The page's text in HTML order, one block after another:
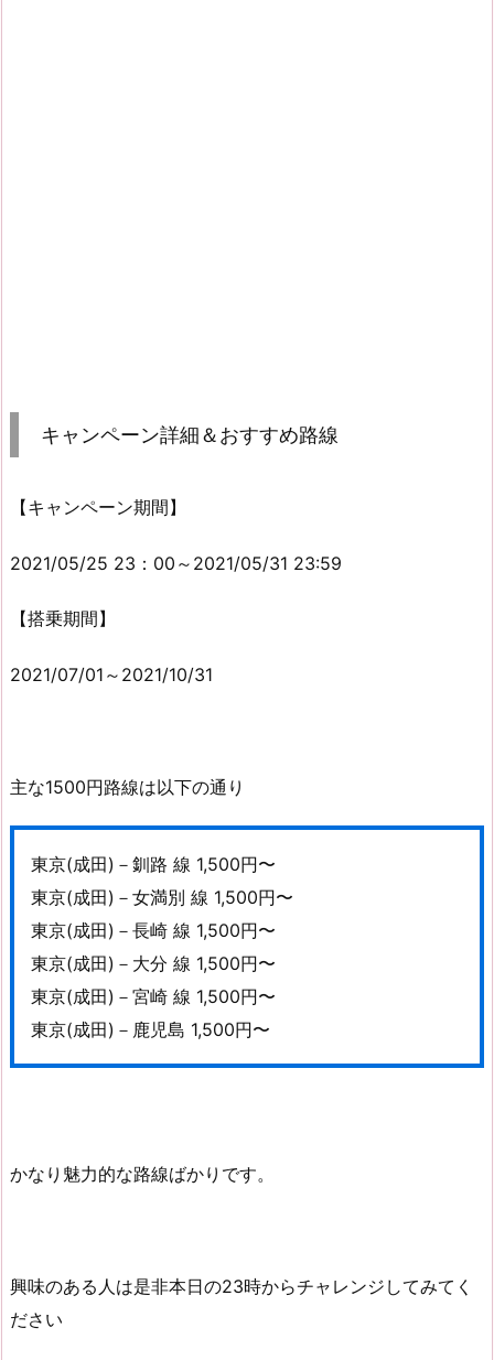
キャンペーン詳細＆おすすめ路線
【キャンペーン期間】
2021/05/25 23：00～2021/05/31 23:59
【搭乗期間】
2021/07/01～2021/10/31
主な1500円路線は以下の通り
東京(成田)－釧路 線 1,500円〜
東京(成田)－女満別 線 1,500円〜
東京(成田)－長崎 線 1,500円〜
東京(成田)－大分 線 1,500円〜
東京(成田)－宮崎 線 1,500円〜
東京(成田)－鹿児島 1,500円〜
かなり魅力的な路線ばかりです。
興味のある人は是非本日の23時からチャレンジしてみてく
ださい